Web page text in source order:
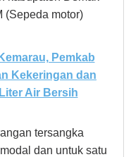
(Sepeda motor)
Pemkab
Kekeringan dan
Air Bersih
tersangka
dan untuk satu